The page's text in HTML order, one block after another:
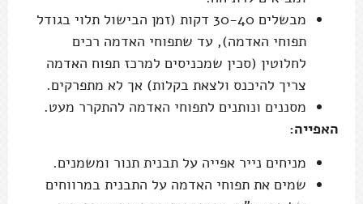
מבשלים 30-40 דקות (זמן הבישול תלוי בגודל
תפוחי האדמה), עד שתפוחי האדמה רכים
לחלוטין (סכין שמכניסים למרכז תפוח האדמה
צריך להיכנס ולצאת בקלות) אך לא מתפרקים.
מסננים ונותנים לתפוחי האדמה להתקרר מעט.
האפייה:
מניחים נייר אפייה על תבנית תנור ומשמנים.
שמים את תפוחי האדמה על התבנית במרווחים